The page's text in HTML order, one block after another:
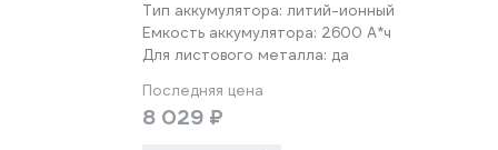
Тип аккумулятора: литий-ионный
Емкость аккумулятора: 2600 А*ч
Для листового металла: да
Последняя цена
8 029 ₽